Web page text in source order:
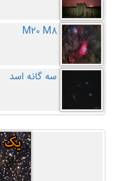
M20 M8
سه گانه اسد